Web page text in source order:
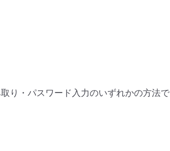
り・パスワード入力のいずれかの方法で